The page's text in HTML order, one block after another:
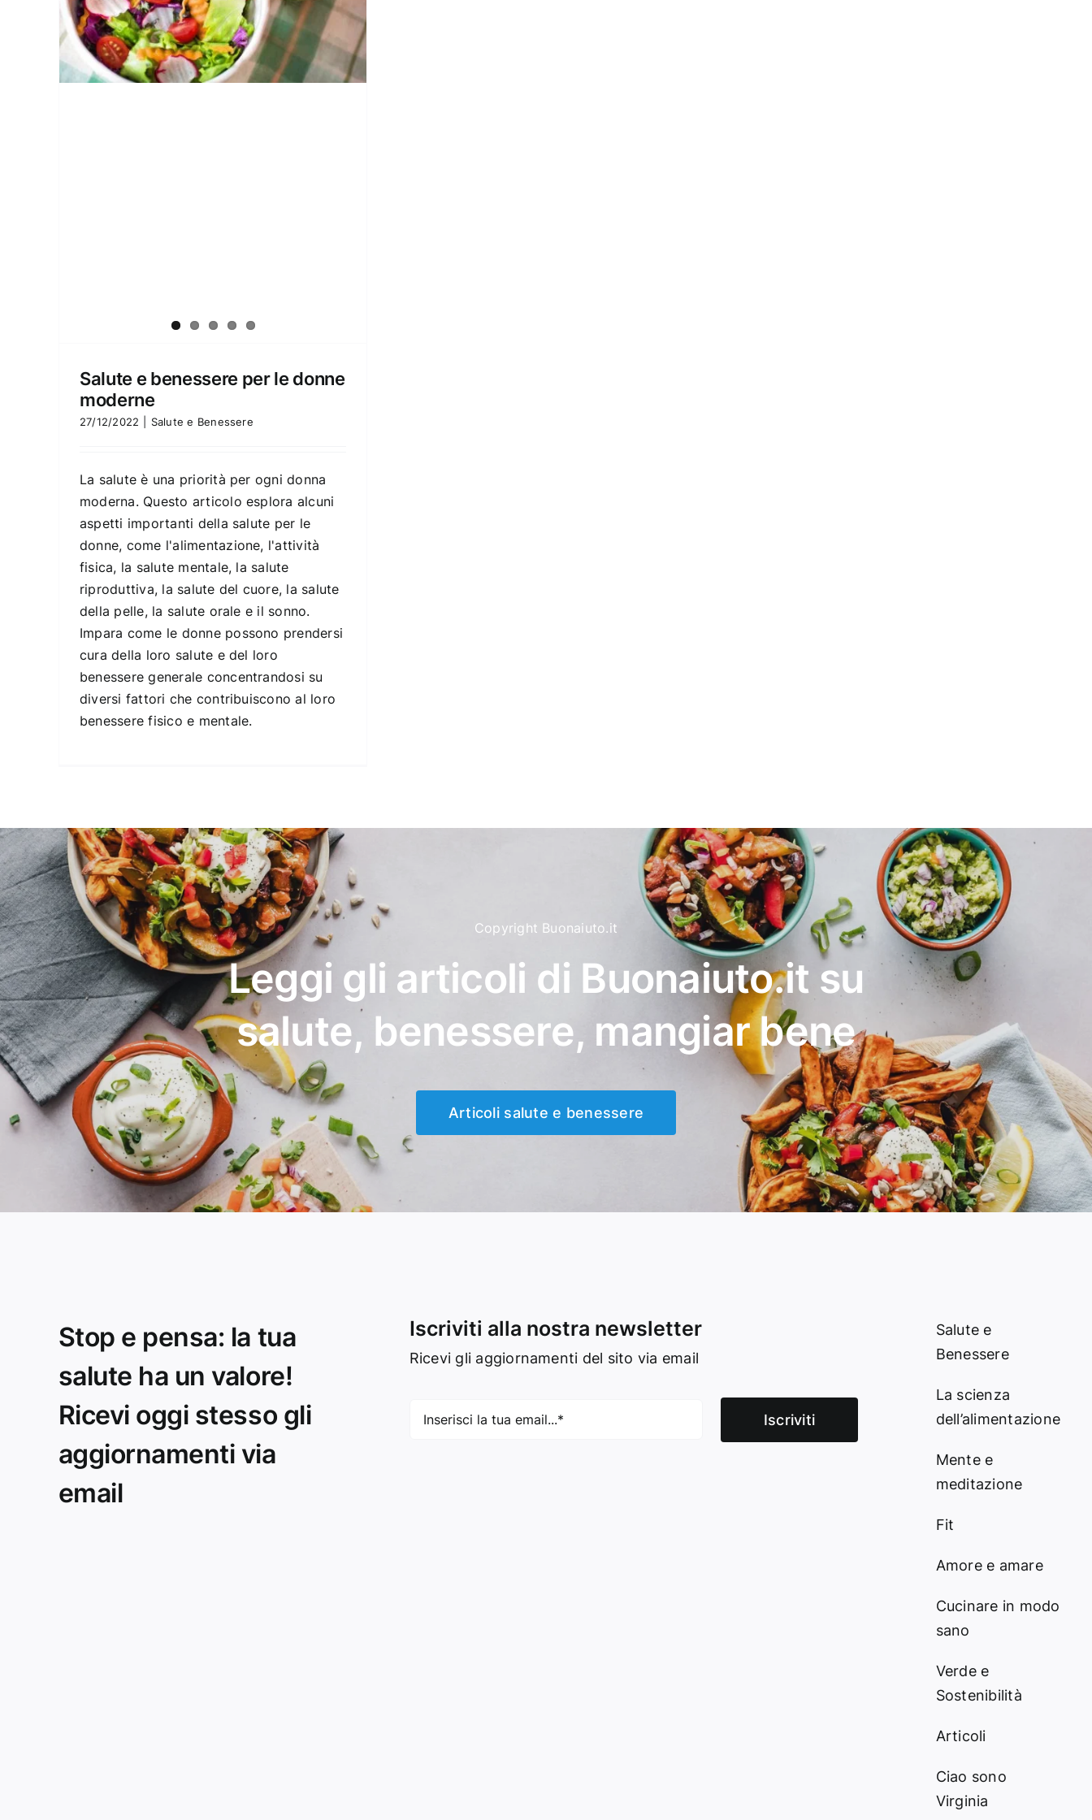
Salute e benessere per le donne
moderne
27/12/2022 Salute e Benessere
La salute è una priorità per ogni donna
moderna. Questo articolo esplora alcuni
aspetti importanti della salute per le
donne, come l'alimentazione, l'attività
fisica, la salute mentale, la salute
riproduttiva, la salute del cuore, la salute
della pelle, la salute orale e il sonno.
Impara come le donne possono prendersi
cura della loro salute e del loro
benessere generale concentrandosi su
diversi fattori che contribuiscono al loro
benessere fisico e mentale.
Copyright Buonaiuto.it
Leggi gli articoli di Buonaiuto.it su
salute, benessere, mangiar bene
Articoli salute e benessere
Stop e pensa: la tua
salute ha un valore!
Ricevi oggi stesso gli
aggiornamenti via
email
Iscriviti alla nostra newsletter
Ricevi gli aggiornamenti del sito via email
Iscriviti
Salute e
Benessere
La scienza
dell’alimentazione
Mente e
meditazione
Fit
Amore e amare
Cucinare in modo
sano
Verde e
Sostenibilità
Articoli
Ciao sono
Virginia